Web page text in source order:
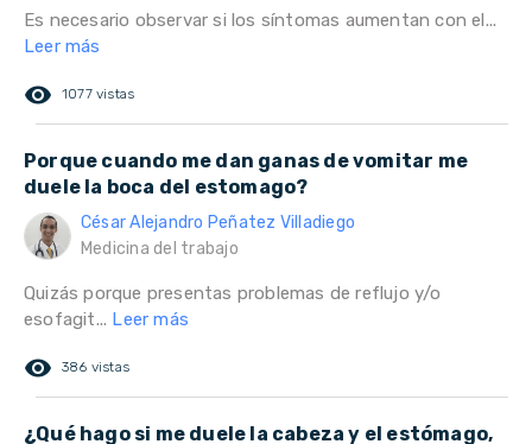
Es necesario observar si los síntomas aumentan con el...
Leer más
remove_red_eye 1077 vistas
Porque cuando me dan ganas de vomitar me
duele la boca del estomago?
César Alejandro Peñatez Villadiego
Medicina del trabajo
Quizás porque presentas problemas de reflujo y/o
esofagit... Leer más
remove_red_eye 386 vistas
¿Qué hago si me duele la cabeza y el estómago,